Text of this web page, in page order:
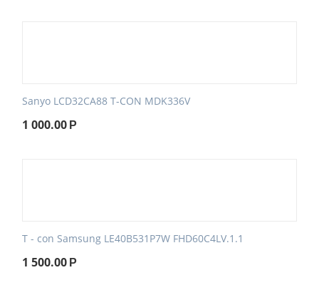
Sanyo LCD32CA88 T-CON MDK336V
1 000.00 Р
T - con Samsung LE40B531P7W FHD60C4LV.1.1
1 500.00 Р